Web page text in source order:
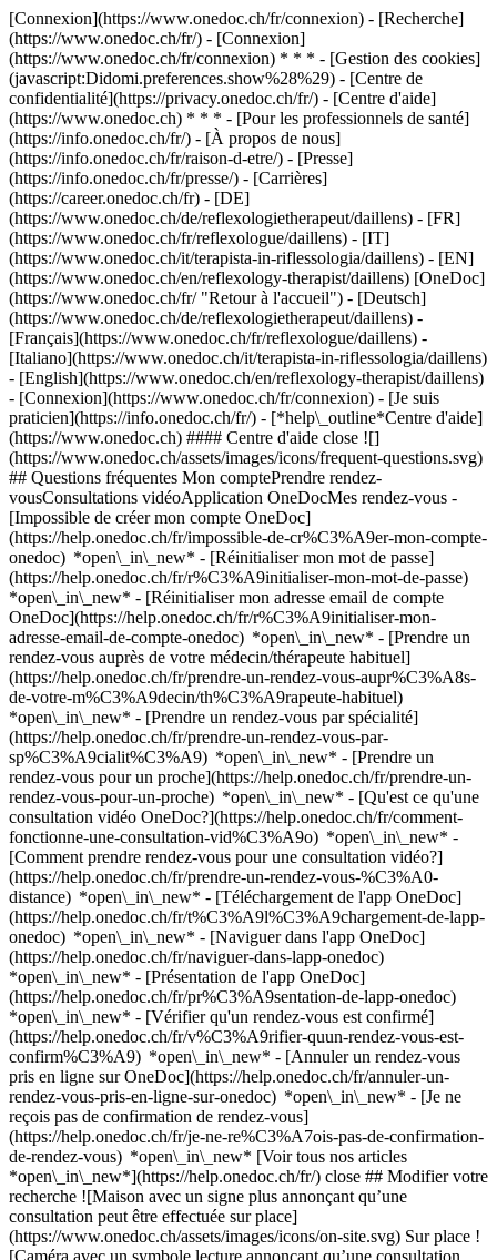
[Connexion](https://www.onedoc.ch/fr/connexion) - [Recherche]
(https://www.onedoc.ch/fr/) - [Connexion]
(https://www.onedoc.ch/fr/connexion) * * * - [Gestion des cookies]
(javascript:Didomi.preferences.show%28%29) - [Centre de
confidentialité](https://privacy.onedoc.ch/fr/) - [Centre d'aide]
(https://www.onedoc.ch) * * * - [Pour les professionnels de santé]
(https://info.onedoc.ch/fr/) - [À propos de nous]
(https://info.onedoc.ch/fr/raison-d-etre/) - [Presse]
(https://info.onedoc.ch/fr/presse/) - [Carrières]
(https://career.onedoc.ch/fr) - [DE]
(https://www.onedoc.ch/de/reflexologietherapeut/daillens) - [FR]
(https://www.onedoc.ch/fr/reflexologue/daillens) - [IT]
(https://www.onedoc.ch/it/terapista-in-riflessologia/daillens) - [EN]
(https://www.onedoc.ch/en/reflexology-therapist/daillens) [OneDoc]
(https://www.onedoc.ch/fr/ "Retour à l'accueil") - [Deutsch]
(https://www.onedoc.ch/de/reflexologietherapeut/daillens) -
[Français](https://www.onedoc.ch/fr/reflexologue/daillens) -
[Italiano](https://www.onedoc.ch/it/terapista-in-riflessologia/daillens)
- [English](https://www.onedoc.ch/en/reflexology-therapist/daillens)
- [Connexion](https://www.onedoc.ch/fr/connexion) - [Je suis
praticien](https://info.onedoc.ch/fr/) - [*help\_outline*Centre d'aide]
(https://www.onedoc.ch) #### Centre d'aide close ![]
(https://www.onedoc.ch/assets/images/icons/frequent-questions.svg)
## Questions fréquentes Mon comptePrendre rendez-
vousConsultations vidéoApplication OneDocMes rendez-vous -
[Impossible de créer mon compte OneDoc]
(https://help.onedoc.ch/fr/impossible-de-cr%C3%A9er-mon-compte-
onedoc) *open\_in\_new* - [Réinitialiser mon mot de passe]
(https://help.onedoc.ch/fr/r%C3%A9initialiser-mon-mot-de-passe)
*open\_in\_new* - [Réinitialiser mon adresse email de compte
OneDoc](https://help.onedoc.ch/fr/r%C3%A9initialiser-mon-
adresse-email-de-compte-onedoc) *open\_in\_new* - [Prendre un
rendez-vous auprès de votre médecin/thérapeute habituel]
(https://help.onedoc.ch/fr/prendre-un-rendez-vous-aupr%C3%A8s-
de-votre-m%C3%A9decin/th%C3%A9rapeute-habituel)
*open\_in\_new* - [Prendre un rendez-vous par spécialité]
(https://help.onedoc.ch/fr/prendre-un-rendez-vous-par-
sp%C3%A9cialit%C3%A9) *open\_in\_new* - [Prendre un
rendez-vous pour un proche](https://help.onedoc.ch/fr/prendre-un-
rendez-vous-pour-un-proche) *open\_in\_new* - [Qu'est ce qu'une
consultation vidéo OneDoc?](https://help.onedoc.ch/fr/comment-
fonctionne-une-consultation-vid%C3%A9o) *open\_in\_new* -
[Comment prendre rendez-vous pour une consultation vidéo?]
(https://help.onedoc.ch/fr/prendre-un-rendez-vous-%C3%A0-
distance) *open\_in\_new* - [Téléchargement de l'app OneDoc]
(https://help.onedoc.ch/fr/t%C3%A9l%C3%A9chargement-de-lapp-
onedoc) *open\_in\_new* - [Naviguer dans l'app OneDoc]
(https://help.onedoc.ch/fr/naviguer-dans-lapp-onedoc)
*open\_in\_new* - [Présentation de l'app OneDoc]
(https://help.onedoc.ch/fr/pr%C3%A9sentation-de-lapp-onedoc)
*open\_in\_new* - [Vérifier qu'un rendez-vous est confirmé](https://help.onedoc.ch/fr/v%C3%A9rifier-quun-rendez-vous-est-confirm%C3%A9) *open\_in\_new* - [Annuler un rendez-vous pris en ligne sur OneDoc](https://help.onedoc.ch/fr/annuler-un-rendez-vous-pris-en-ligne-sur-onedoc) *open\_in\_new* - [Je ne reçois pas de confirmation de rendez-vous](https://help.onedoc.ch/fr/je-ne-re%C3%A7ois-pas-de-confirmation-de-rendez-vous) *open\_in\_new* [Voir tous nos articles *open\_in\_new*](https://help.onedoc.ch/fr/) close ## Modifier votre recherche ![Maison avec un signe plus annonçant qu’une consultation peut être effectuée sur place](https://www.onedoc.ch/assets/images/icons/on-site.svg) Sur place ![Caméra avec un symbole lecture annonçant qu’une consultation peut être effectuée à distance en vidéo](https://www.onedoc.ch/assets/images/icons/remote.svg) À distance Rechercher #### Spécialités #### Praticiens #### Établissements edit Réflexologue à Daillens tune Filtrer par Nouveaux patients*keyboard\_arrow\_down* - Acceptés*check\_circle* Langue parlée*keyboard\_arrow\_down* - Allemand*check\_circle* - Anglais*check\_circle* - Arabe*check\_circle* - Bulgare*check\_circle* - Chinois*check\_circle* - Espagnol*check\_circle* - Finnois*check\_circle* - Français*check\_circle* - Hindi*check\_circle* - Hongrois*check\_circle* - Italien*check\_circle* - Japonais*check\_circle* - Persan*check\_circle* - Polonais*check\_circle* - Portugais*check\_circle* - Roumain*check\_circle* - Serbe*check\_circle* Sexe*keyboard\_arrow\_down* - Femme*check\_circle* - Homme*check\_circle* Réseau*keyboard\_arrow\_down* - ASCA*check\_circle* - RME*check\_circle* - NVS*check\_circle* - APTN*check\_circle* Disponibilité*keyboard\_arrow\_down* - Disponible aujourdhui*check\_circle* - Dans les 3 prochains jours*check\_circle* - Dans les 7 prochains jours*check\_circle* - Dans les 14 prochains jours*check\_circle* # Réflexologue à Daillens: prenez rendez-vous en ligne aujourd'hui ## 2 résultats à Daillens [![Mme Eveline Jaccard Bonzon, réflexologue à Daillens](https://assets.onedoc.ch/images/users/f6ca4b99b4982a0b94a1e07e71ffb92fc79f2bfc9825ac4f963f62830b83a71d-small.jpg "Mme Eveline Jaccard Bonzon, réflexologue à Daillens")](https://www.onedoc.ch/fr/reflexologue/daillens/pb4n9/eveline-jaccard-bonzon) ### [Mme Eveline Jaccard Bonzon](https://www.onedoc.ch/fr/reflexologue/daillens/pb4n9/eveline-jaccard-bonzon) ![Badge indiquant un profil vérifié](https://www.onedoc.ch/assets/images/icons/checkmark.svg) Réflexologue Eveline Jaccard Bonzon Route de Cossonay-Gare 1 1306 Daillens ![Mme Eveline Jaccard Bonzon est affiliée au réseau ASCA](https://assets.onedoc.ch/images/networks/logos/496d325fd4282f2f0a46197dd629fd16fcd2d324839e441a2a65aaa74df08a15-small.png)![Mme Eveline Jaccard Bonzon est affiliée au réseau RME](https://assets.onedoc.ch/images/networks/logos/a202aabd14cdddb5ff03205af2481fb805645ff903773c55a6c572d22f23762e-small.png) ![Icône patient avec un signe plus annonçant que le professionnel accepte de nouveaux patients](https://www.onedoc.ch/assets/images/icons/new-patients.svg)Accepte les nouveaux patients [Réserver un RDV](https://www.onedoc.ch/fr/reflexologue/daillens/pb4n9/eveline-jaccard-bonzon) *chevron\_left* lun. 10 août *chevron\_right* Voir plus de rendez-vous *error\_outline* Une erreur s'est produite lors du chargement des disponibilités [Réessayer](https://www.onedoc.ch) [![Mme Maude Rüetschi, masseuse classique à Daillens](https://assets.onedoc.ch/images/users/a3d4690869edf585c420c6f7b24ed69eb9f83bc58b57770dbba3f69ee11eb6f8-small.png "Mme Maude Rüetschi, masseuse classique à Daillens")](https://www.onedoc.ch/fr/masseuse-classique/daillens/pcmt1/maude-ruetschi) ### [Mme Maude Rüetschi](https://www.onedoc.ch/fr/masseuse-classique/daillens/pcmt1/maude-ruetschi) ![Badge indiquant un profil vérifié](https://www.onedoc.ch/assets/images/icons/checkmark.svg) [Masseuse classique](https://www.onedoc.ch/fr/masseur-classique/daillens), Réflexologue Cabinet à Daillens Chemin du Petit-Penthalaz 1 1306 Daillens ![Mme Maude Rüetschi est affiliée au réseau ASCA](https://assets.onedoc.ch/images/networks/logos/496d325fd4282f2f0a46197dd629fd16fcd2d324839e441a2a65aaa74df08a15-small.png)![Mme Maude Rüetschi est affiliée au réseau RME](https://assets.onedoc.ch/images/networks/logos/a202aabd14cdddb5ff03205af2481fb805645ff903773c55a6c572d22f23762e-small.png) ![Icône patient avec un signe plus annonçant que le professionnel accepte de nouveaux patients](https://www.onedoc.ch/assets/images/icons/new-patients.svg)Accepte les nouveaux patients [Réserver un RDV](https://www.onedoc.ch/fr/masseuse-classique/daillens/pcmt1/maude-ruetschi) *chevron\_left* lun. 10 août *chevron\_right* Voir plus de rendez-vous *error\_outline* Une erreur s'est produite lors du chargement des disponibilités [Réessayer](https://www.onedoc.ch) ## __Réflexologues__: d'autres spécialistes sont réservables en ligne dans les environs de __Daillens__ [![Mme Rebecca Bertholet, réflexologue à Allens](https://assets.onedoc.ch/images/users/eb1fa258c85411f0b7f174126ac0ea49850d63f78582170e9864e775a39b1f14-small.jpg "Mme Rebecca Bertholet, réflexologue à Allens")](https://www.onedoc.ch/fr/reflexologue/allens/pc2uk/rebecca-bertholet) ### [Mme Rebecca Bertholet](https://www.onedoc.ch/fr/reflexologue/allens/pc2uk/rebecca-bertholet) ![Badge indiquant un profil vérifié](https://www.onedoc.ch/assets/images/icons/checkmark.svg) Réflexologue C'est le pied ! Rue du Vieux Collège 7 1304 Allens ![Mme Rebecca Bertholet est affiliée au réseau ASCA](https://assets.onedoc.ch/images/networks/logos/496d325fd4282f2f0a46197dd629fd16fcd2d324839e441a2a65aaa74df08a15-small.png) ![Icône patient avec un signe plus annonçant que le professionnel accepte de nouveaux patients](https://www.onedoc.ch/assets/images/icons/new-patients.svg)Accepte les nouveaux patients [Réserver un RDV](https://www.onedoc.ch/fr/reflexologue/allens/pc2uk/rebecca-bertholet) *chevron\_left* lun. 10 août *chevron\_right* Voir plus de rendez-vous *error\_outline* Une erreur s'est produite lors du chargement des disponibilités [Réessayer](https://www.onedoc.ch) [![Mme Sara Nascimento Varandas, masseuse classique à Mex](https://assets.onedoc.ch/images/users/59dd652df5bf594323d036e8a1dcd4f6a1cf214732549a456eed970b1bc4e640-small.png "Mme Sara Nascimento Varandas, masseuse classique à Mex")](https://www.onedoc.ch/fr/masseuse-classique/mex/pc3ih/sara-nascimento-varandas) ### [Mme Sara Nascimento Varandas](https://www.onedoc.ch/fr/masseuse-classique/mex/pc3ih/sara-nascimento-varandas) ![Badge indiquant un profil vérifié](https://www.onedoc.ch/assets/images/icons/checkmark.svg) [Masseuse classique](https://www.onedoc.ch/fr/masseur-classique/mex), [Réflexologue](https://www.onedoc.ch/fr/reflexologue/mex) Cabinet de Sara Varandas Chemin Dernier Mur 2B 1031 Mex ![Mme Sara Nascimento Varandas est affiliée au réseau ASCA](https://assets.onedoc.ch/images/networks/logos/496d325fd4282f2f0a46197dd629fd16fcd2d324839e441a2a65aaa74df08a15-small.png) ![Icône patient avec un signe plus annonçant que le professionnel accepte de nouveaux patients](https://www.onedoc.ch/assets/images/icons/new-patients.svg)Accepte les nouveaux patients [Réserver un RDV](https://www.onedoc.ch/fr/masseuse-classique/mex/pc3ih/sara-nascimento-varandas) [![Mme Céline Meylan Alloy, réflexologue à Cossonay](https://assets.onedoc.ch/images/users/a7169e91830d957b6773df7da5acf1043aa59d12dbef5cefae01df2b48fccc95-small.png "Mme Céline Meylan Alloy, réflexologue à Cossonay")](https://www.onedoc.ch/fr/reflexologue/cossonay/pck6f/celine-meylan-alloy) ### [Mme Céline Meylan Alloy](https://www.onedoc.ch/fr/reflexologue/cossonay/pck6f/celine-meylan-alloy) ![Badge indiquant un profil vérifié](https://www.onedoc.ch/assets/images/icons/checkmark.svg) [Réflexologue](https://www.onedoc.ch/fr/reflexologue/cossonay) Réflexo-celine Rue des Chavannes 4a 1304 Cossonay ![Mme Céline Meylan Alloy est affiliée au réseau ASCA](https://assets.onedoc.ch/images/networks/logos/496d325fd4282f2f0a46197dd629fd16fcd2d324839e441a2a65aaa74df08a15-small.png) ![Icône patient avec un signe plus annonçant que le professionnel accepte de nouveaux patients](https://www.onedoc.ch/assets/images/icons/new-patients.svg)Accepte les nouveaux patients [Réserver un RDV](https://www.onedoc.ch/fr/reflexologue/cossonay/pck6f/celine-meylan-alloy) [![Mme Céline Angéloz, electrothérapeute à Cossonay](https://assets.onedoc.ch/images/users/83752593dd5a392d3efbaadeddf1303a2eebf28e200d1215ea95e9b0c2063cde-small.jpg "Mme Céline Angéloz, electrothérapeute à Cossonay")](https://www.onedoc.ch/fr/electrotherapeute/cossonay/pb72e/celine-angeloz) ### [Mme Céline Angéloz](https://www.onedoc.ch/fr/electrotherapeute/cossonay/pb72e/celine-angeloz) ![Badge indiquant un profil vérifié](https://www.onedoc.ch/assets/images/icons/checkmark.svg) [Electrothérapeute](https://www.onedoc.ch/fr/electrotherapeute/cossonay), [Réflexologue](https://www.onedoc.ch/fr/reflexologue/cossonay) Cabinet de massothérapie à Cossonay Petite rue 3 1304 Cossonay ![Mme Céline Angéloz est affiliée au réseau ASCA](https://assets.onedoc.ch/images/networks/logos/496d325fd4282f2f0a46197dd629fd16fcd2d324839e441a2a65aaa74df08a15-small.png)![Mme Céline Angéloz est affiliée au réseau RME](https://assets.onedoc.ch/images/networks/logos/a202aabd14cdddb5ff03205af2481fb805645ff903773c55a6c572d22f23762e-small.png) ![Icône patient avec un signe plus annonçant que le professionnel accepte de nouveaux patients](https://www.onedoc.ch/assets/images/icons/new-patients.svg)Accepte les nouveaux patients [Réserver un RDV](https://www.onedoc.ch/fr/electrotherapeute/cossonay/pb72e/celine-angeloz) [![M. Manuel Villegas, masseur thérapeutique à Cheseaux-sur-Lausanne](https://assets.onedoc.ch/images/users/0a15209b48d1dcbfe7102f693f5c9904dca51235d451d86b043d5322b78da73d-small.jpg "M. Manuel Villegas, masseur thérapeutiq